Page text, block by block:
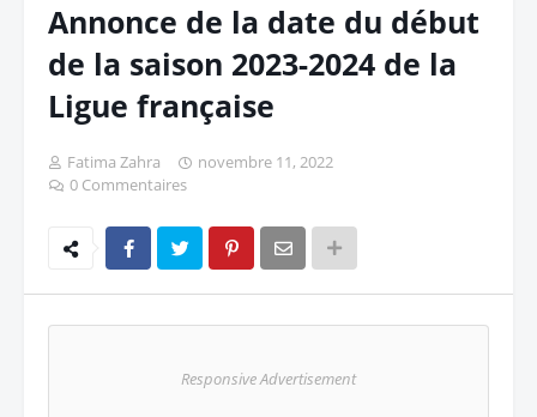
Annonce de la date du début
de la saison 2023-2024 de la
Ligue française
Fatima Zahra
novembre 11, 2022
0 Commentaires
Responsive Advertisement